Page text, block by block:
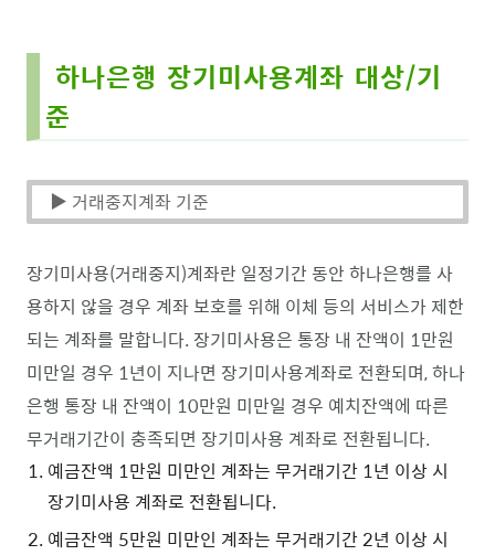
하나은행 장기미사용계좌 대상/기
준
▶ 거래중지계좌 기준
장기미사용(거래중지)계좌란 일정기간 동안 하나은행를 사
용하지 않을 경우 계좌 보호를 위해 이체 등의 서비스가 제한
되는 계좌를 말합니다. 장기미사용은 통장 내 잔액이 1만원
미만일 경우 1년이 지나면 장기미사용계좌로 전환되며, 하나
은행 통장 내 잔액이 10만원 미만일 경우 예치잔액에 따른
무거래기간이 충족되면 장기미사용 계좌로 전환됩니다.
예금잔액 1만원 미만인 계좌는 무거래기간 1년 이상 시
장기미사용 계좌로 전환됩니다.
예금잔액 5만원 미만인 계좌는 무거래기간 2년 이상 시